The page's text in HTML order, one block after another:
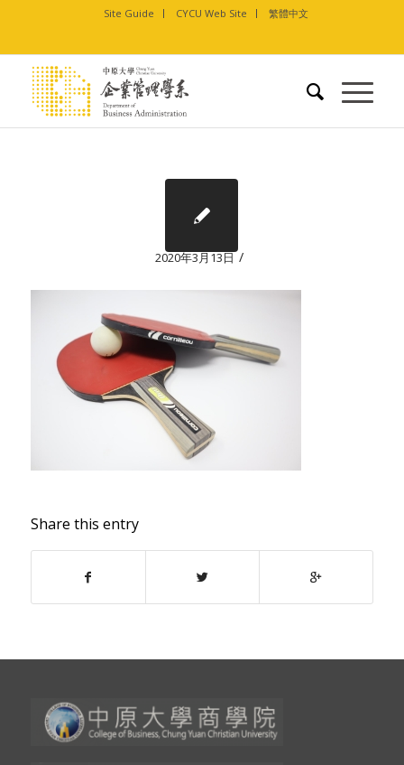
Site Guide CYCU Web Site 繁體中文
2020年3月13日 /
Share this entry